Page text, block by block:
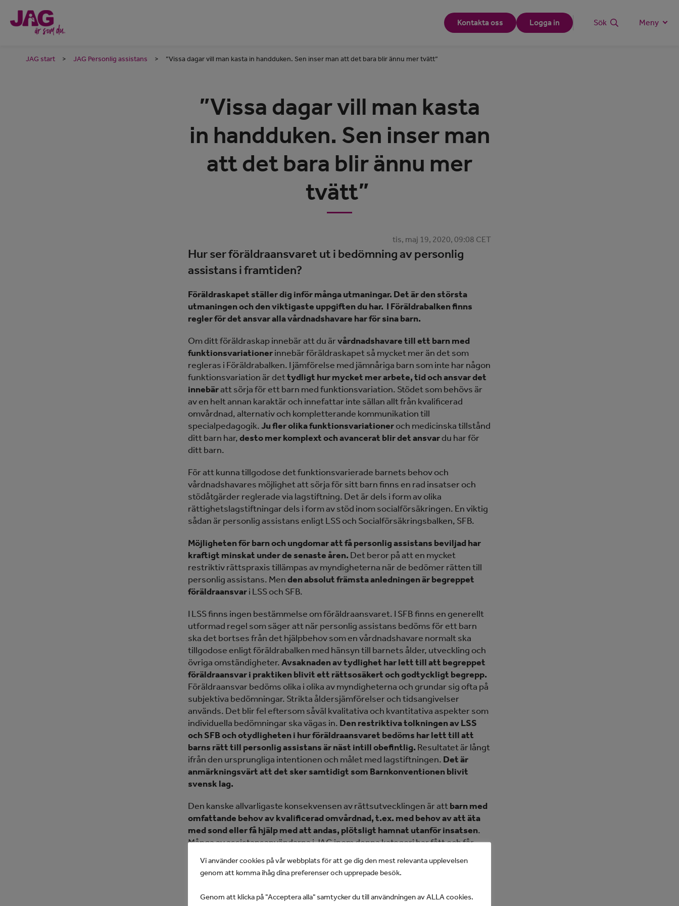
Kontakta oss Logga in Sök Meny
JAG start > JAG Personlig assistans > ”Vissa dagar vill man kasta in handduken. Sen inser man att det bara blir ännu mer tvätt”
”Vissa dagar vill man kasta
in handduken. Sen inser man
att det bara blir ännu mer
tvätt”
tis, maj 19, 2020, 09:08 CET
Hur ser föräldraansvaret ut i bedömning av personlig
assistans i framtiden?
Föräldraskapet ställer dig inför många utmaningar. Det är den största
utmaningen och den viktigaste uppgiften du har. I Föräldrabalken finns
regler för det ansvar alla vårdnadshavare har för sina barn.
Om ditt föräldraskap innebär att du ärvårdnadshavare till ett barn med
funktionsvariationerinnebär föräldraskapet så mycket mer än det som
regleras i Föräldrabalken. I jämförelse med jämnåriga barn som inte har någon
funktionsvariation är dettydligt hur mycket mer arbete, tid och ansvar det
innebäratt sörja för ett barn med funktionsvariation. Stödet som behövs är
av en helt annan karaktär och innefattar inte sällan allt från kvalificerad
omvårdnad, alternativ och kompletterande kommunikation till
specialpedagogik.Ju fler olika funktionsvariationeroch medicinska tillstånd
ditt barn har,desto mer komplext och avancerat blir det ansvardu har för
ditt barn.
För att kunna tillgodose det funktionsvarierade barnets behov och
vårdnadshavares möjlighet att sörja för sitt barn finns en rad insatser och
stödåtgärder reglerade via lagstiftning. Det är dels i form av olika
rättighetslagstiftningar dels i form av stöd inom socialförsäkringen. En viktig
sådan är personlig assistans enligt LSS och Socialförsäkringsbalken, SFB.
Möjligheten för barn och ungdomar att få personlig assistans beviljad har
kraftigt minskat under de senaste åren. Det beror på att en mycket
restriktiv rättspraxis tillämpas av myndigheterna när de bedömer rätten till
personlig assistans. Menden absolut främsta anledningen är begreppet
föräldraansvari LSS och SFB.
I LSS finns ingen bestämmelse om föräldraansvaret. I SFB finns en generellt
utformad regel som säger att när personlig assistans bedöms för ett barn
ska det bortses från det hjälpbehov som en vårdnadshavare normalt ska
tillgodose enligt föräldrabalken med hänsyn till barnets ålder, utveckling och
övriga omständigheter.Avsaknaden av tydlighet har lett till att begreppet
föräldraansvar i praktiken blivit ett rättsosäkert och godtyckligt begrepp.
Föräldraansvar bedöms olika i olika av myndigheterna och grundar sig ofta på
subjektiva bedömningar. Strikta åldersjämförelser och tidsangivelser
används. Det blir fel eftersom såväl kvalitativa och kvantitativa aspekter som
individuella bedömningar ska vägas in. Den restriktiva tolkningen av LSS
och SFB och otydligheten i hur föräldraansvaret bedöms har lett till att
barns rätt till personlig assistans är näst intill obefintlig. Resultatet är långt
ifrån den ursprungliga intentionen och målet med lagstiftningen. Det är
anmärkningsvärt att det sker samtidigt som Barnkonventionen blivit
svensk lag.
Den kanske allvarligaste konsekvensen av rättsutvecklingen är attbarn med
omfattande behov av kvalificerad omvårdnad, t.ex. med behov av att äta
med sond eller få hjälp med att andas, plötsligt hamnat utanför insatsen.
Många av assistansanvändarna i JAG inom denna kategori har fått och får
att få insatsen beviljad.Denna kategori har regeringen uppmärksammat
och ändringar i LSS träder ikraft den 1 juli 2020 för att stärka dessa barns
införts i LSS.
Vi använder cookies på vår webbplats för att ge dig den mest relevanta upplevelsen
genom att komma ihåg dina preferenser och upprepade besök.
Genom att klicka på "Acceptera alla" samtycker du till användningen av ALLA cookies.